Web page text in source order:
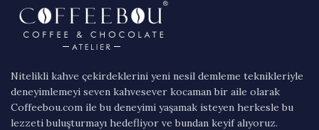
Nitelikli kahve çekirdeklerini yeni nesil demleme teknikleriyle
deneyimlemeyi seven kahvesever kocaman bir aile olarak
Coffeebou.com ile bu deneyimi yaşamak isteyen herkesle bu
lezzeti buluşturmayı hedefliyor ve bundan keyif alıyoruz.